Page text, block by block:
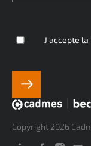
J'accepte la
Copyright 2026